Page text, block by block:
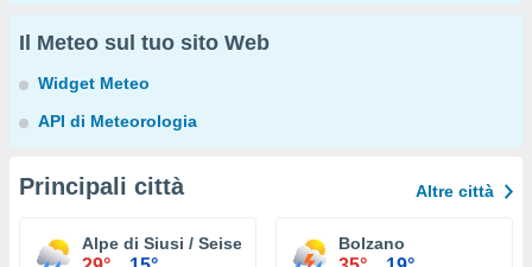
Il Meteo sul tuo sito Web
Widget Meteo
API di Meteorologia
Principali città Altre città
Alpe di Siusi / Seiser Alm Bolzano